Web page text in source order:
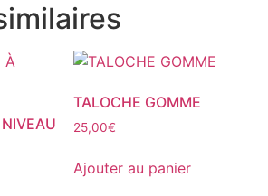
TALOCHE GOMME
25,00€
Ajouter au panier